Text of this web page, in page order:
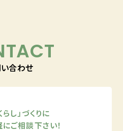
合わせ
らし」づくりに
ご相談下さい！